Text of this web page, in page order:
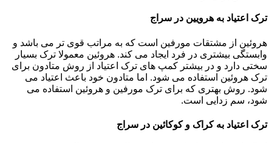
ترک اعتیاد به هرویین در سراج
هروئین از مشتقات مورفین است که به مراتب قوی تر می باشد و
وابستگی بیشتری در فرد ایجاد می کند. هروئین معمولا ترک بسیار
سختی دارد و در بیشتر کمپ های ترک اعتیاد از روش متادون برای
ترک هروئین استفاده می شود. اما متادون خود باعث اعتیاد می
شود. روش بهتری که برای ترک مورفین و هروئین استفاده می
شود، سم زدایی است.
ترک اعتیاد به کراک و کوکائین در سراج